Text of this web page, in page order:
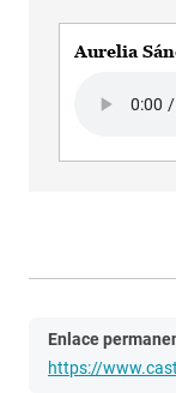
Aurelia
Enlace
https://